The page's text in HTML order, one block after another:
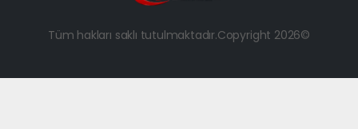
Tüm hakları saklı tutulmaktadır.Copyright 2026©